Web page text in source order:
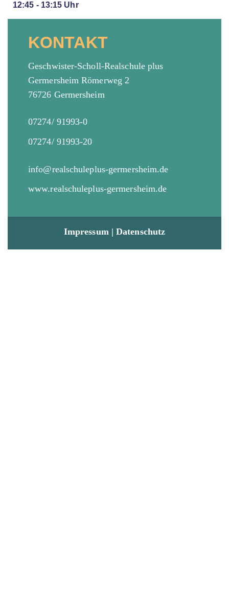
12:45 - 13:15 Uhr
KONTAKT
Geschwister-Scholl-Realschule plus
Germersheim Römerweg 2
76726 Germersheim
07274/ 91993-0
07274/ 91993-20
info@realschuleplus-germersheim.de
www.realschuleplus-germersheim.de
Impressum|Datenschutz